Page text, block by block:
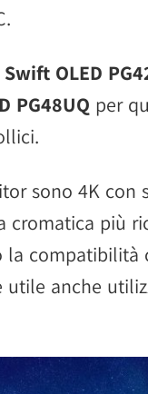
Swift OLED
PG48UQ per
sono 4K con
cromatica più
compatibilità
utile anche